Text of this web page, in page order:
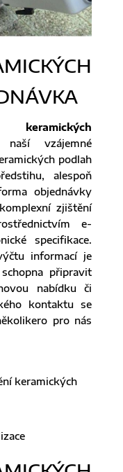
vzájemné
podlah
alespoň
objednávky
zjištění
e-
specifikace.
informací je
připravit
nabídku či
kontaktu se
pro nás
keramických